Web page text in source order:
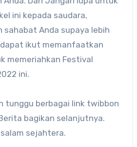
ini kepada saudara,
sahabat Anda supaya lebih
ikut memanfaatkan
memeriahkan Festival
ini.
tunggu berbagai link twibbon
bagikan selanjutnya.
sejahtera.